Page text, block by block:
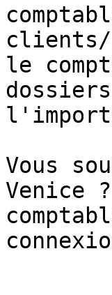
clients/
le
Vous
Venice